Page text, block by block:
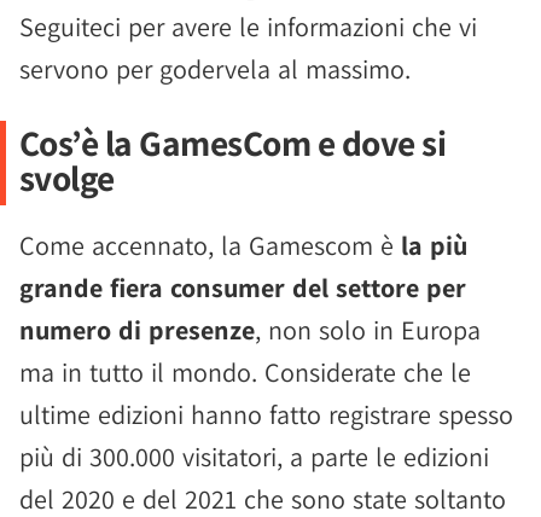
Seguiteci per avere le informazioni che vi
servono per godervela al massimo.
Cos’è la GamesCom e dove si
svolge
Come accennato, la Gamescom è la più
grande fiera consumer del settore per
numero di presenze, non solo in Europa
ma in tutto il mondo. Considerate che le
ultime edizioni hanno fatto registrare spesso
più di 300.000 visitatori, a parte le edizioni
del 2020 e del 2021 che sono state soltanto